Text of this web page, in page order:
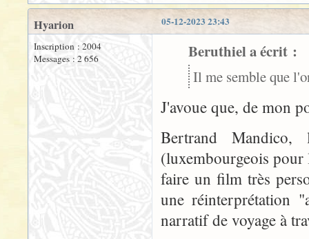
05-12-2023 23:43
Hyarion
Inscription : 2004
Messages : 2 656
Beruthiel a écrit :
Il me semble que
J'avoue que, de mon
Bertrand
(luxembourgeois
faire un film très
une réinterprétation
narratif de voyage à